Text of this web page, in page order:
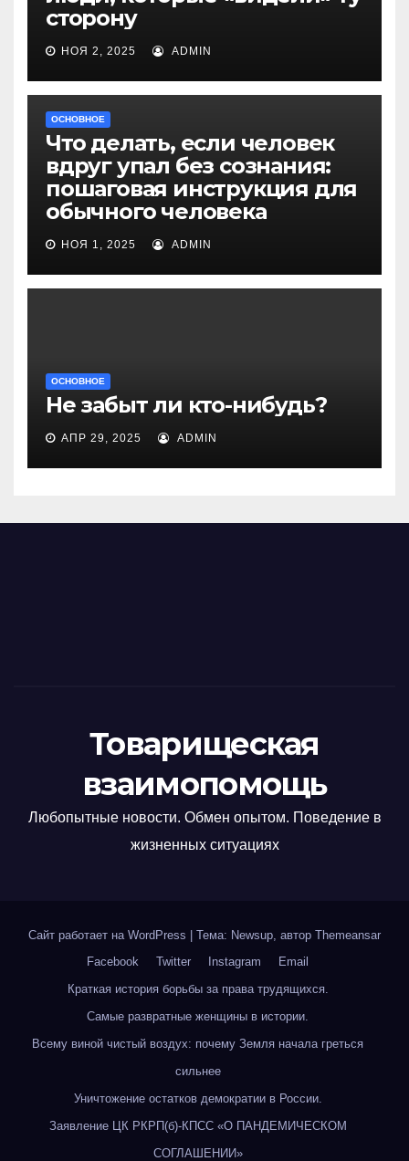
сторону
НОЯ 2, 2025 ADMIN
ОСНОВНОЕ
Что делать, если человек
вдруг упал без сознания:
пошаговая инструкция для
обычного человека
НОЯ 1, 2025 ADMIN
ОСНОВНОЕ
Не забыт ли кто-нибудь?
АПР 29, 2025 ADMIN
Товарищеская
взаимопомощь
Любопытные новости. Обмен опытом. Поведение в
жизненных ситуациях
Сайт работает на WordPress Тема: Newsup, автор Themeansar
Facebook
Twitter Instagram
Email
Краткая история борьбы за права трудящихся.
Самые развратные женщины в истории.
Всему виной чистый воздух: почему Земля начала греться
сильнее
Уничтожение остатков демократии в России.
Заявление ЦК РКРП(б)-КПСС «О ПАНДЕМИЧЕСКОМ
СОГЛАШЕНИИ»